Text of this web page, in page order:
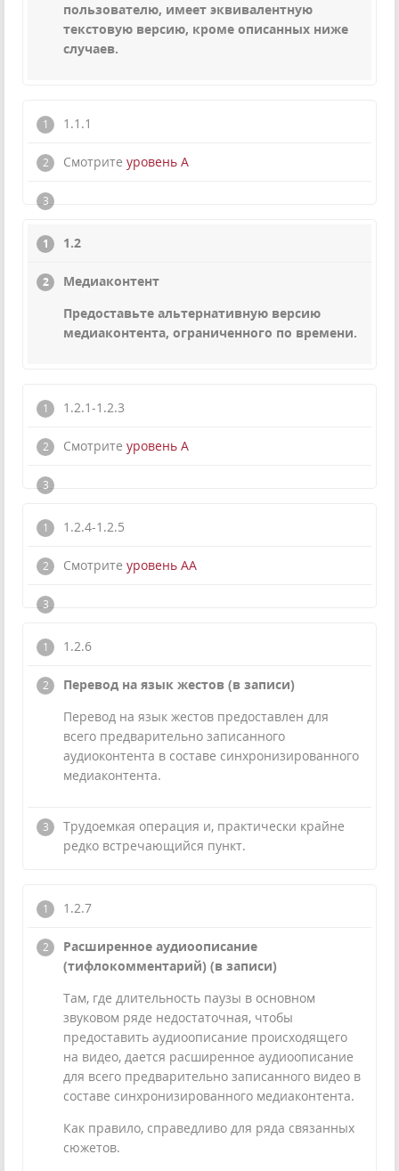
пользователю, имеет эквивалентную
текстовую версию, кроме описанных ниже
случаев.
1.1.1
Смотрите уровень А
1.2
Медиаконтент
Предоставьте альтернативную версию
медиаконтента, ограниченного по времени.
1.2.1-1.2.3
Смотрите уровень А
1.2.4-1.2.5
Смотрите уровень АА
1.2.6
Перевод на язык жестов (в записи)
Перевод на язык жестов предоставлен для
всего предварительно записанного
аудиоконтента в составе синхронизированного
медиаконтента.
Трудоемкая операция и, практически крайне
редко встречающийся пункт.
1.2.7
Расширенное аудиоописание
(тифлокомментарий) (в записи)
Там, где длительность паузы в основном
звуковом ряде недостаточная, чтобы
предоставить аудиоописание происходящего
на видео, дается расширенное аудиоописание
для всего предварительно записанного видео в
составе синхронизированного медиаконтента.
Как правило, справедливо для ряда связанных
сюжетов.